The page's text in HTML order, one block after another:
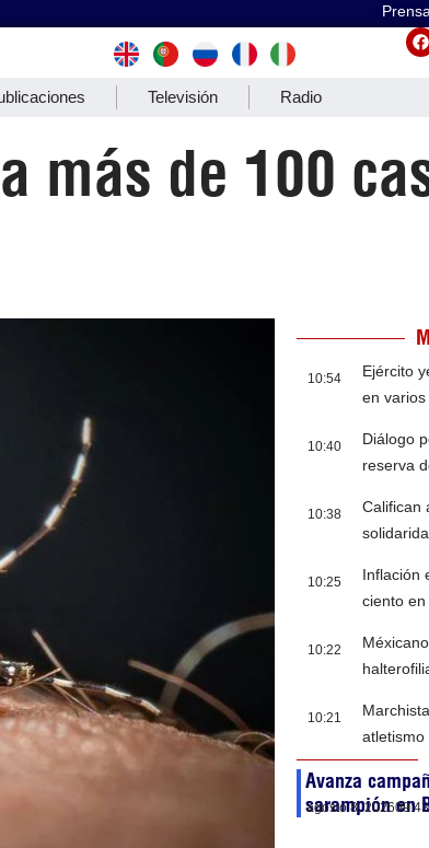
Televisión Radio
más de 100
10:54
Ejército
en
10:40
Diálogo
reserva
10:38
Califican
10:25
Inflación
ciento en
10:22
10:21
Avanza
sarampión en
agosto 8, 202609:43